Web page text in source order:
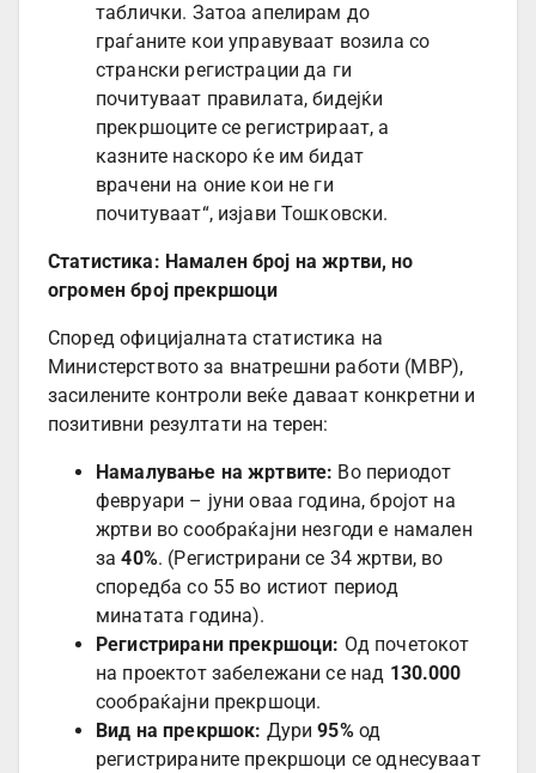
таблички. Затоа апелирам до
граѓаните кои управуваат возила со
странски регистрации да ги
почитуваат правилата, бидејќи
прекршоците се регистрираат, а
казните наскоро ќе им бидат
врачени на оние кои не ги
почитуваат“, изјави Тошковски.
Статистика: Намален број на жртви, но
огромен број прекршоци
Според официјалната статистика на
Министерството за внатрешни работи (МВР),
засилените контроли веќе даваат конкретни и
позитивни резултати на терен:
Намалување на жртвите: Во периодот
февруари – јуни оваа година, бројот на
жртви во сообраќајни незгоди е намален
за40%. (Регистрирани се 34 жртви, во
споредба со 55 во истиот период
минатата година).
Регистрирани прекршоци: Од почетокот
на проектот забележани се над 130.000
сообраќајни прекршоци.
Вид на прекршок: Дури95%од
регистрираните прекршоци се однесуваат